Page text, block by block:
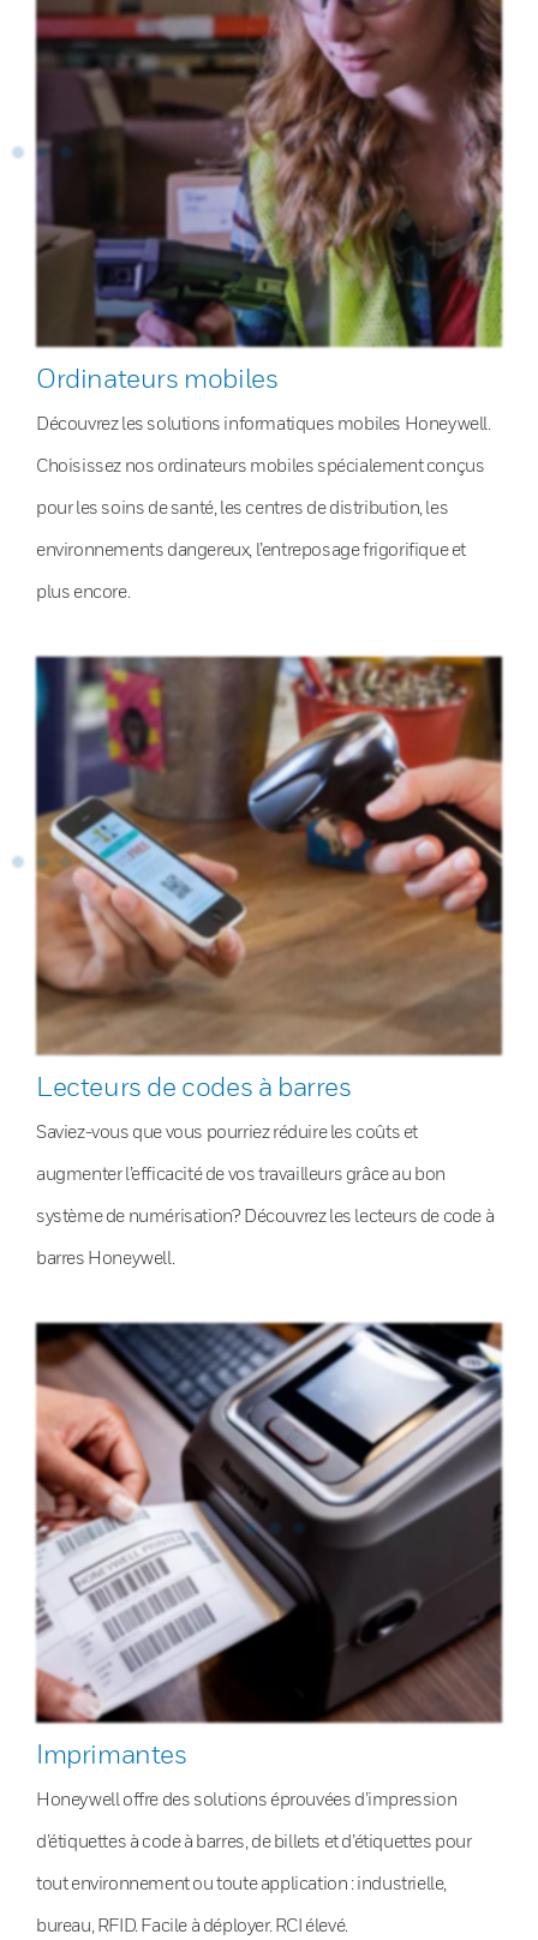
Ordinateurs mobiles
Découvrez les solutions informatiques mobiles Honeywell.
Choisissez nos ordinateurs mobiles spécialement conçus
pour les soins de santé, les centres de distribution, les
environnements dangereux, l’entreposage frigorifique et
plus encore.
Lecteurs de codes à barres
Saviez-vous que vous pourriez réduire les coûts et
augmenter l’efficacité de vos travailleurs grâce au bon
système de numérisation? Découvrez les lecteurs de code à
barres Honeywell.
Imprimantes
Honeywell offre des solutions éprouvées d’impression
d’étiquettes à code à barres, de billets et d’étiquettes pour
tout environnement ou toute application : industrielle,
bureau, RFID. Facile à déployer. RCI élevé.